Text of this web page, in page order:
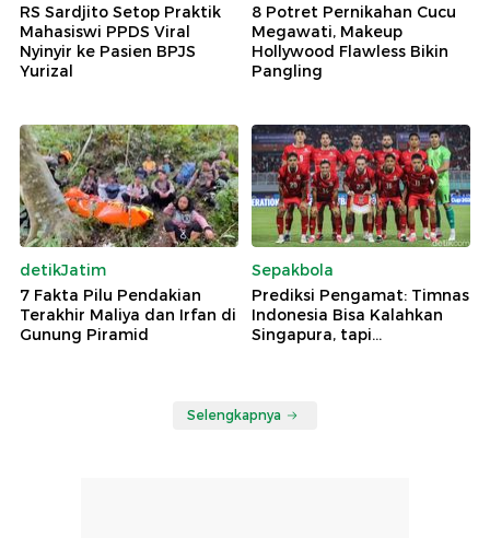
RS Sardjito Setop Praktik
Mahasiswi PPDS Viral
Nyinyir ke Pasien BPJS
Yurizal
8 Potret Pernikahan Cucu
Megawati, Makeup
Hollywood Flawless Bikin
Pangling
detikJatim
7 Fakta Pilu Pendakian
Terakhir Maliya dan Irfan di
Gunung Piramid
Sepakbola
Prediksi Pengamat: Timnas
Indonesia Bisa Kalahkan
Singapura, tapi...
Selengkapnya